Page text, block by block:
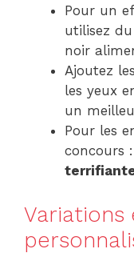
Pour un
utilisez du
noir
Ajoutez
les yeux
un
Pour les
concours :
Variations